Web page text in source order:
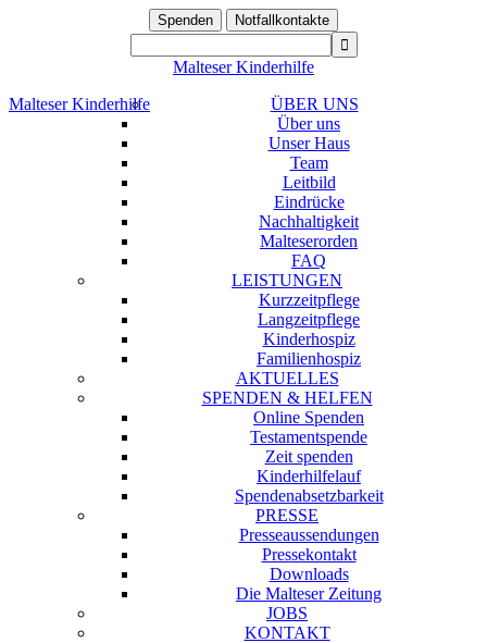
Spenden Notfallkontakte
Malteser Kinderhilfe
Malteser Kinderhilfe
ÜBER UNS
Über uns
Unser Haus
Team
Leitbild
Eindrücke
Nachhaltigkeit
Malteserorden
FAQ
LEISTUNGEN
Kurzzeitpflege
Langzeitpflege
Kinderhospiz
Familienhospiz
AKTUELLES
SPENDEN & HELFEN
Online Spenden
Testamentspende
Zeit spenden
Kinderhilfelauf
Spendenabsetzbarkeit
PRESSE
Presseaussendungen
Pressekontakt
Downloads
Die Malteser Zeitung
JOBS
KONTAKT